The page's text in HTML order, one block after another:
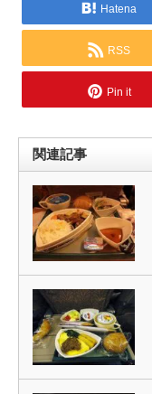
Hatena
RSS
Pin it
関連記事